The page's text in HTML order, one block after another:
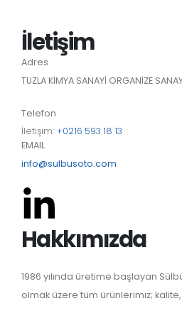
İletişim
Adres
TUZLA KİMYA SANAYİ ORGANİZE
Telefon
İletişim: +0216 593 18 13
EMAIL
info@sulbusoto.com
Hakkımızda
1986 yılında üretime başlayan
olmak üzere tüm ürünlerimiz;